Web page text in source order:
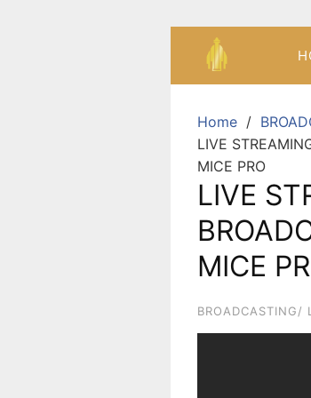
Home
LIVE
MICE PRO
LIVE
MICE
BROADCASTING/